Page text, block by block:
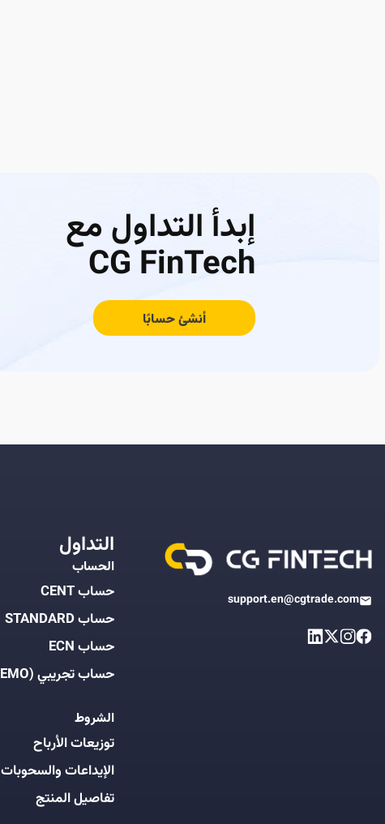
إبدأ التداول مع
CG FinTech
أنشئ حسابًا
support.en@cgtrade.com
التداول
الحساب
حساب CENT
حساب STANDARD
حساب ECN
حساب تجريبي (DEMO)
الشروط
توزيعات الأرباح
الإيداعات والسحوبات
تفاصيل المنتج